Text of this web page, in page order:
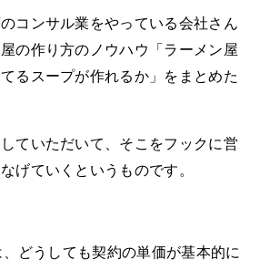
コンサル業をやっている会社さん
の作り方のノウハウ「ラーメン屋
るスープが作れるか」をまとめた
ていただいて、そこをフックに営
げていくというものです。
どうしても契約の単価が基本的に